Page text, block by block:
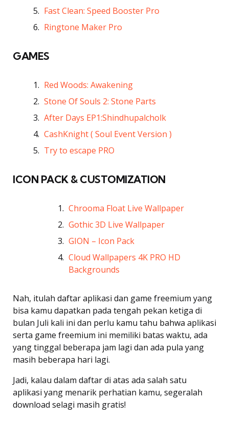
Fast Clean: Speed Booster Pro
Ringtone Maker Pro
GAMES
Red Woods: Awakening
Stone Of Souls 2: Stone Parts
After Days EP1:Shindhupalcholk
CashKnight ( Soul Event Version )
Try to escape PRO
ICON PACK & CUSTOMIZATION
Chrooma Float Live Wallpaper
Gothic 3D Live Wallpaper
GION – Icon Pack
Cloud Wallpapers 4K PRO HD
Backgrounds
Nah, itulah daftar aplikasi dan game freemium yang
bisa kamu dapatkan pada tengah pekan ketiga di
bulan Juli kali ini dan perlu kamu tahu bahwa aplikasi
serta game freemium ini memiliki batas waktu, ada
yang tinggal beberapa jam lagi dan ada pula yang
masih beberapa hari lagi.
Jadi, kalau dalam daftar di atas ada salah satu
aplikasi yang menarik perhatian kamu, segeralah
download selagi masih gratis!